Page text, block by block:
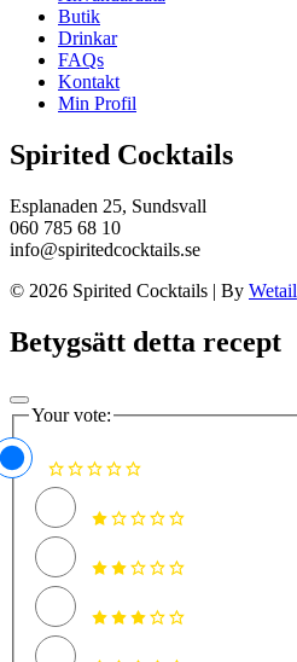
Butik
Drinkar
FAQs
Kontakt
Min Profil
Spirited Cocktails
Esplanaden 25, Sundsvall
060 785 68 10
info@spiritedcocktails.se
© 2026 Spirited Cocktails | By Wetail
Betygsätt detta recept
Your vote: